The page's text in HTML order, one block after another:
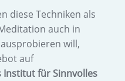
diese Techniken als
auch in
will,
auf
Institut für Sinnvolles